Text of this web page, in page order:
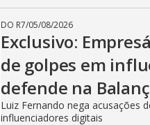
DO R7/05/08/2026
Exclusivo:
de golpes em
defende na
Luiz Fernando nega acusações
influenciadores digitais